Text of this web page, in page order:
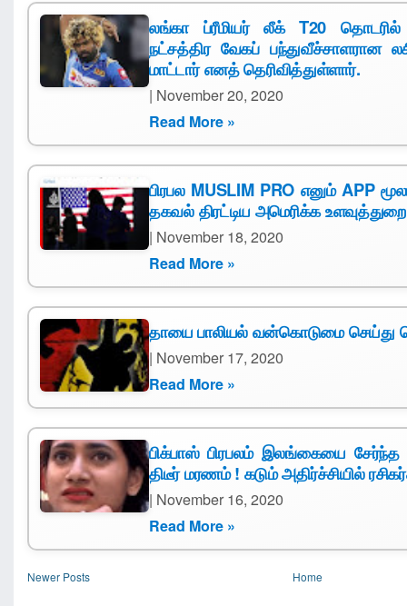
லங்கா ப்ரீமியர் லீக் T20
நட்சத்திர வேகப் பந்துவீச்சாளரான
மாட்டார் எனத் தெரிவித்துள்ளார்.
| November 20, 2020
Read More »
பிரபல MUSLIM PRO எனும் APP
தகவல் திரட்டிய அமெரிக்க உளவுத்துறை
| November 18, 2020
Read More »
தாயை பாலியல் வன்கொடுமை
| November 17, 2020
Read More »
பிக்பாஸ் பிரபலம் இலங்கையை
திடீர் மரணம் ! கடும் அதிர்ச்சியில்
| November 16, 2020
Read More »
Newer Posts Home